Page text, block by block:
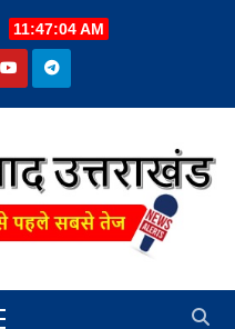
11:47:05 AM